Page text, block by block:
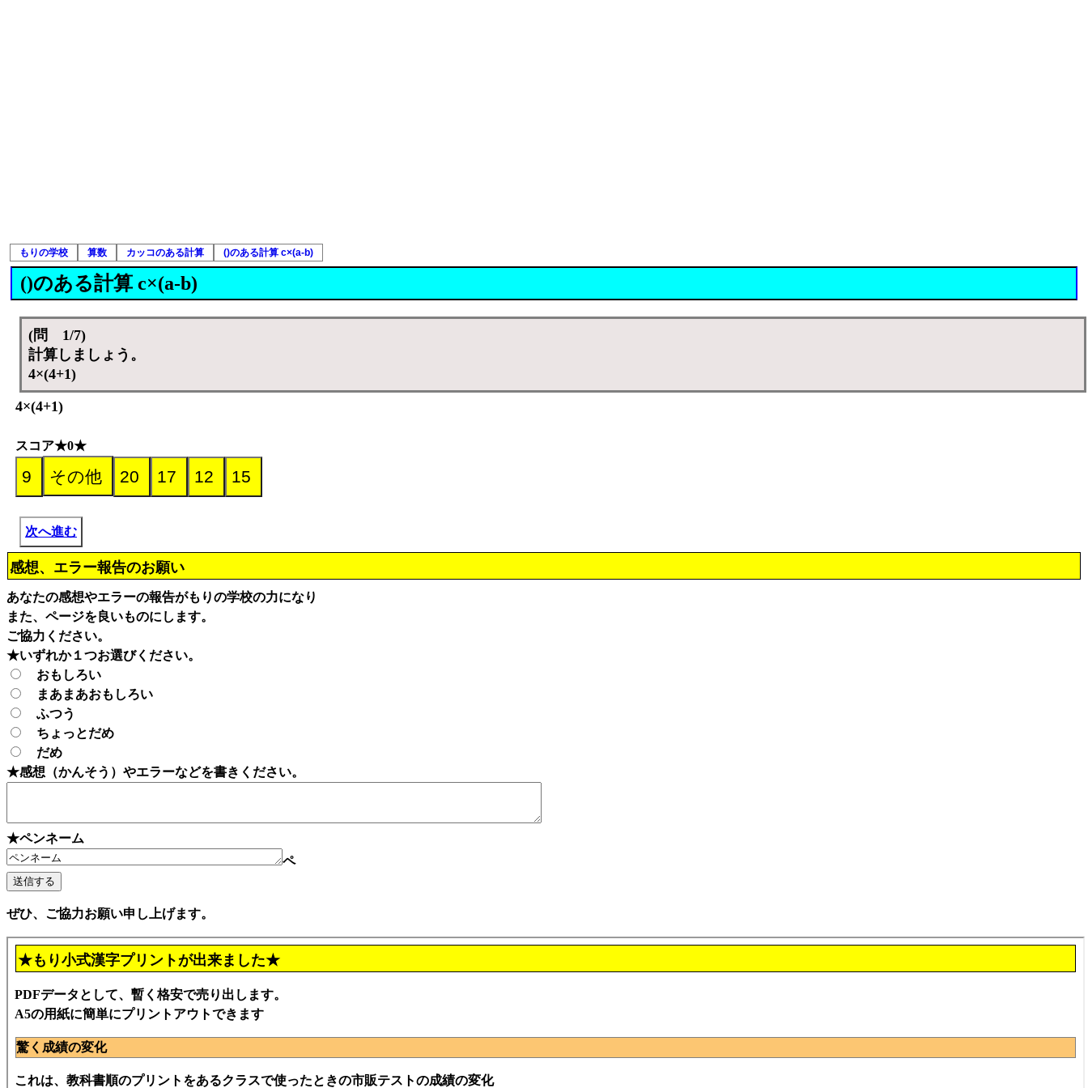
もりの学校 算数 カッコのある計算 ()のある計算 c×(a-b)
()のある計算 c×(a-b)
(問 1/7)
計算しましょう。
4×(4+1)
4×(4+1)
スコア★0★
次へ進む
感想、エラー報告のお願い
あなたの感想やエラーの報告がもりの学校の力になり
また、ページを良いものにします。
ご協力ください。
★いずれか１つお選びください。
おもしろい
まあまあおもしろい
ふつう
ちょっとだめ
だめ
★感想（かんそう）やエラーなどを書きください。
★ペンネーム
ペ
ぜひ、ご協力お願い申し上げます。